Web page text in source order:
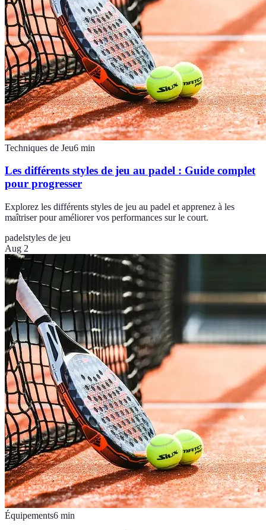
Techniques de Jeu6 min
Les différents styles de jeu au padel : Guide complet
pour progresser
Explorez les différents styles de jeu au padel et apprenez à les
maîtriser pour améliorer vos performances sur le court.
padelstyles de jeu
Aug 2
Équipements6 min